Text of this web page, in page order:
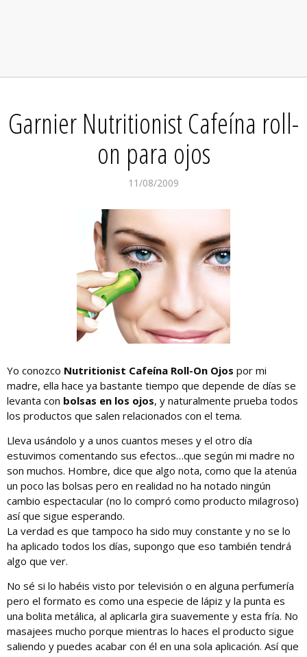
Garnier Nutritionist Cafeína roll-
on para ojos
11/08/2009
Yo conozco Nutritionist Cafeína Roll-On Ojos por mi
madre, ella hace ya bastante tiempo que depende de días se
levanta con bolsas en los ojos, y naturalmente prueba todos
los productos que salen relacionados con el tema.
Lleva usándolo y a unos cuantos meses y el otro día
estuvimos comentando sus efectos…que según mi madre no
son muchos. Hombre, dice que algo nota, como que la atenúa
un poco las bolsas pero en realidad no ha notado ningún
cambio espectacular (no lo compró como producto milagroso)
así que sigue esperando.
La verdad es que tampoco ha sido muy constante y no se lo
ha aplicado todos los días, supongo que eso también tendrá
algo que ver.
No sé si lo habéis visto por televisión o en alguna perfumería
pero el formato es como una especie de lápiz y la punta es
una bolita metálica, al aplicarla gira suavemente y esta fría. No
masajees mucho porque mientras lo haces el producto sigue
saliendo y puedes acabar con él en una sola aplicación. Así que